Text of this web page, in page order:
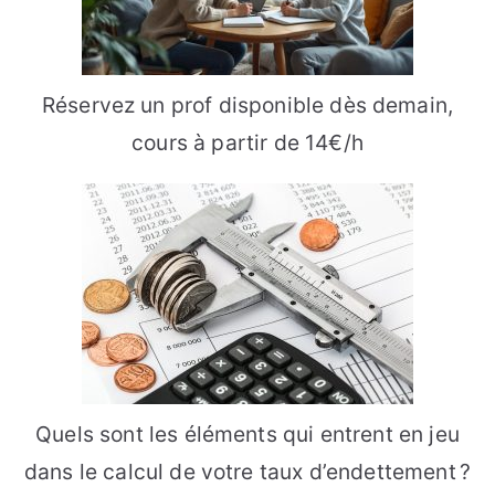
Réservez un prof disponible dès demain,
cours à partir de 14€/h
Quels sont les éléments qui entrent en jeu
dans le calcul de votre taux d’endettement ?